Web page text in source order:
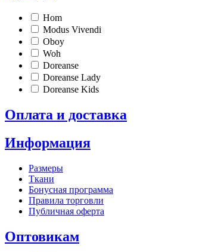
Hom
Modus Vivendi
Oboy
Woh
Doreanse
Doreanse Lady
Doreanse Kids
Оплата и доставка
Информация
Размеры
Ткани
Бонусная программа
Правила торговли
Публичная оферта
Оптовикам